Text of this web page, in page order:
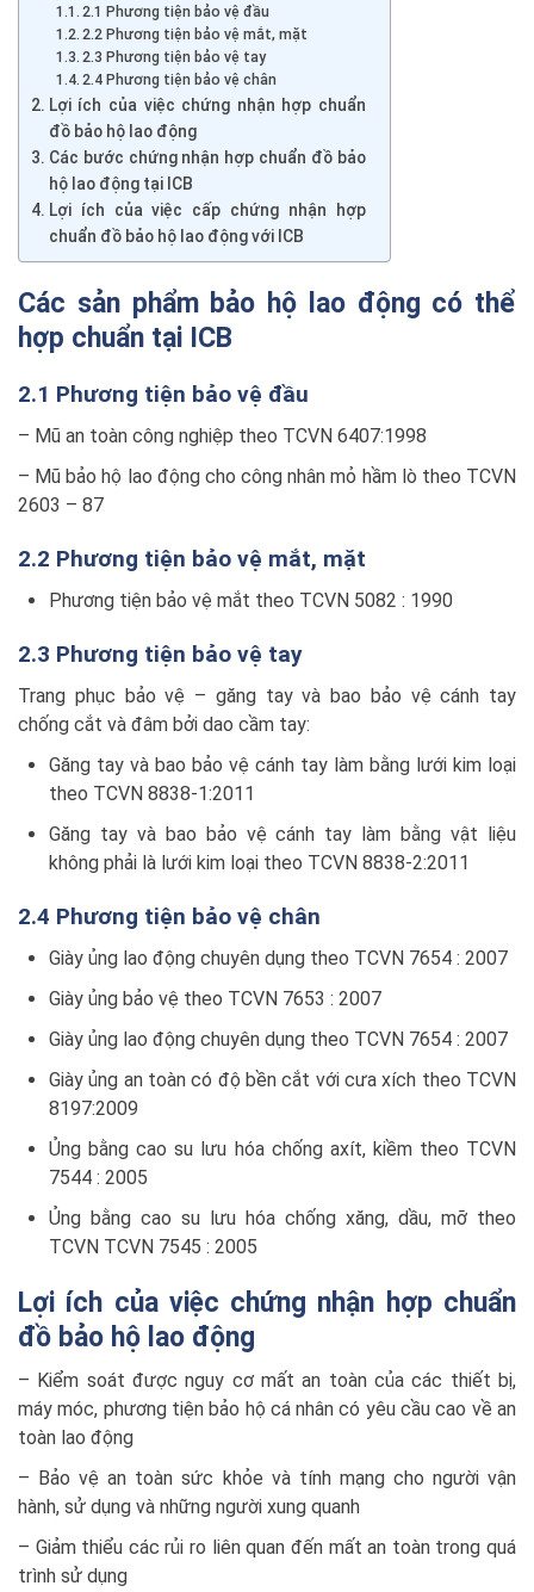
2.1 Phương tiện bảo vệ đầu
2.2 Phương tiện bảo vệ mắt, mặt
2.3 Phương tiện bảo vệ tay
2.4 Phương tiện bảo vệ chân
Lợi ích của việc chứng nhận hợp chuẩn
đồ bảo hộ lao động
Các bước chứng nhận hợp chuẩn đồ bảo
hộ lao động tại ICB
Lợi ích của việc cấp chứng nhận hợp
chuẩn đồ bảo hộ lao động với ICB
Các sản phẩm bảo hộ lao động có thể
hợp chuẩn tại ICB
2.1 Phương tiện bảo vệ đầu
– Mũ an toàn công nghiệp theo TCVN 6407:1998
– Mũ bảo hộ lao động cho công nhân mỏ hầm lò theo TCVN
2603 – 87
2.2 Phương tiện bảo vệ mắt, mặt
Phương tiện bảo vệ mắt theo TCVN 5082 : 1990
2.3 Phương tiện bảo vệ tay
Trang phục bảo vệ – găng tay và bao bảo vệ cánh tay
chống cắt và đâm bởi dao cầm tay:
Găng tay và bao bảo vệ cánh tay làm bằng lưới kim loại
theo TCVN 8838-1:2011
Găng tay và bao bảo vệ cánh tay làm bằng vật liệu
không phải là lưới kim loại theo TCVN 8838-2:2011
2.4 Phương tiện bảo vệ chân
Giày ủng lao động chuyên dụng theo TCVN 7654 : 2007
Giày ủng bảo vệ theo TCVN 7653 : 2007
Giày ủng lao động chuyên dụng theo TCVN 7654 : 2007
Giày ủng an toàn có độ bền cắt với cưa xích theo TCVN
8197:2009
Ủng bằng cao su lưu hóa chống axít, kiềm theo TCVN
7544 : 2005
Ủng bằng cao su lưu hóa chống xăng, dầu, mỡ theo
TCVN TCVN 7545 : 2005
Lợi ích của việc chứng nhận hợp chuẩn
đồ bảo hộ lao động
– Kiểm soát được nguy cơ mất an toàn của các thiết bị,
máy móc, phương tiện bảo hộ cá nhân có yêu cầu cao về an
toàn lao động
– Bảo vệ an toàn sức khỏe và tính mạng cho người vận
hành, sử dụng và những người xung quanh
– Giảm thiểu các rủi ro liên quan đến mất an toàn trong quá
trình sử dụng